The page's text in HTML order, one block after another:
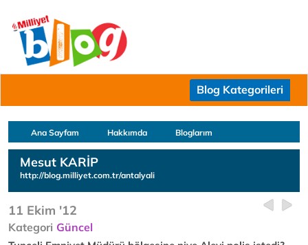
Blog Kategorileri
Ana Sayfam Hakkımda Bloglarım
Mesut KARİP
http://blog.milliyet.com.tr/antalyali
11 Ekim '12
Kategori Güncel